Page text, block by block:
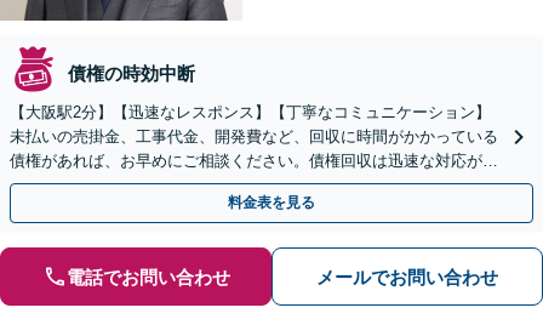
債権の時効中断
【大阪駅2分】【迅速なレスポンス】【丁寧なコミュニケーション】
未払いの売掛金、工事代金、開発費など、回収に時間がかかっている
債権があれば、お早めにご相談ください。債権回収は迅速な対応が求
められるので、スピーディーに対応いたします。
料金表を見る
電話でお問い合わせ メールでお問い合わせ